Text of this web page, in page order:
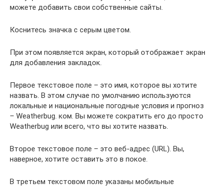
можете добавить свои собственные сайты.
Коснитесь значка с серым цветом.
При этом появляется экран, который отображает экран
для добавления закладок.
Первое текстовое поле – это имя, которое вы хотите
назвать. В этом случае по умолчанию используются
локальные и национальные погодные условия и прогноз
– Weatherbug. ком. Вы можете сократить его до просто
Weatherbug или всего, что вы хотите назвать.
Второе текстовое поле – это веб-адрес (URL). Вы,
наверное, хотите оставить это в покое.
В третьем текстовом поле указаны мобильные